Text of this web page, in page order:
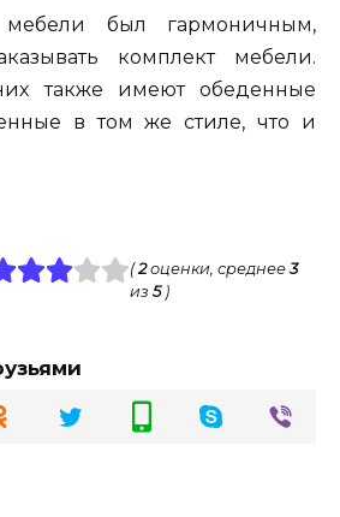
был гармоничным,
комплект мебели.
также имеют обеденные
в том же стиле, что и
(2оценки, среднее3
из 5)